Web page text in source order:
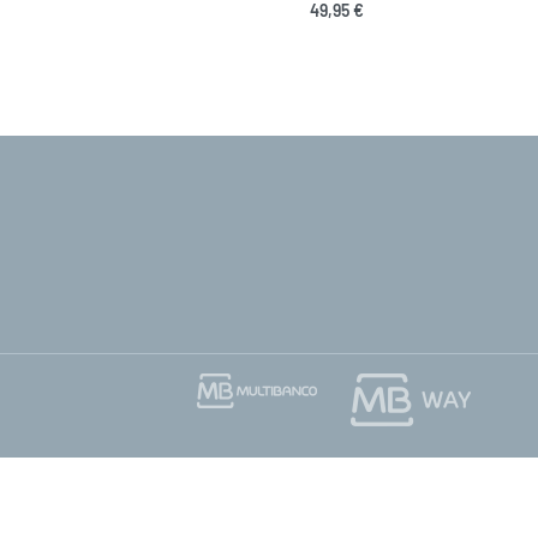
49,95€